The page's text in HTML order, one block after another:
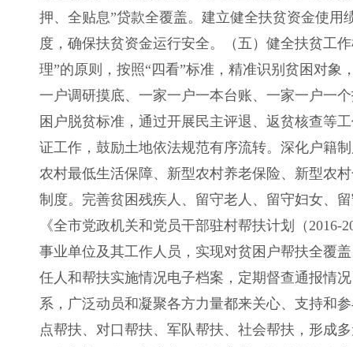
押、全贴息”贷款全覆盖。建立健全扶贫资金使
度，确保扶贫资金运行安全。
（五）健全扶贫工
理”的原则，按照“四看”标准，精准识别贫困对
一户调研摸底、一家一户一本台账、一家一户一
困户脱贫标准，通过开展民主评退、返贫核查等
证工作，鼓励土地依法规范有序流转。深化户籍
农村最低生活保障、新型农村养老保险、新型农
制度。完善贫困残疾人、留守老人、留守妇女、
《全市党政机关和党员干部驻村帮扶计划（
事业单位及其工作人员，实现对贫困户帮扶全覆
任人和帮扶实施情况电子档案，定期督查通报情
系，广泛动员和凝聚各方力量都来关心、支持和
点帮扶、对口帮扶、军队帮扶、社会帮扶，形成